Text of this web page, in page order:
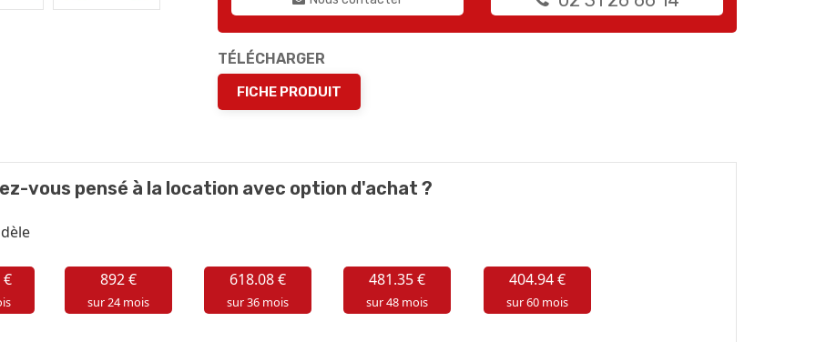
TÉLÉCHARGER
FICHE PRODUIT
vous pensé à la location avec option d'achat ?